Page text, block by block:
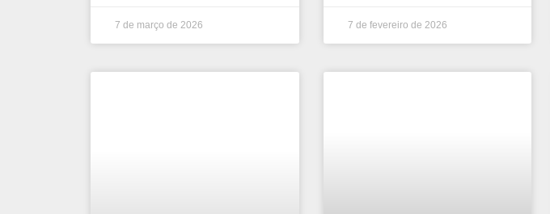
7 de março de 2026 7 de fevereiro de 2026